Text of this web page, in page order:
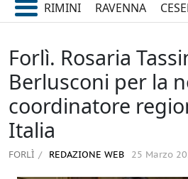
RIMINI RAVENNA
Forlì. Rosaria
Berlusconi per la
coordinatore
Italia
FORLÌ REDAZIONE WEB 25 Marzo